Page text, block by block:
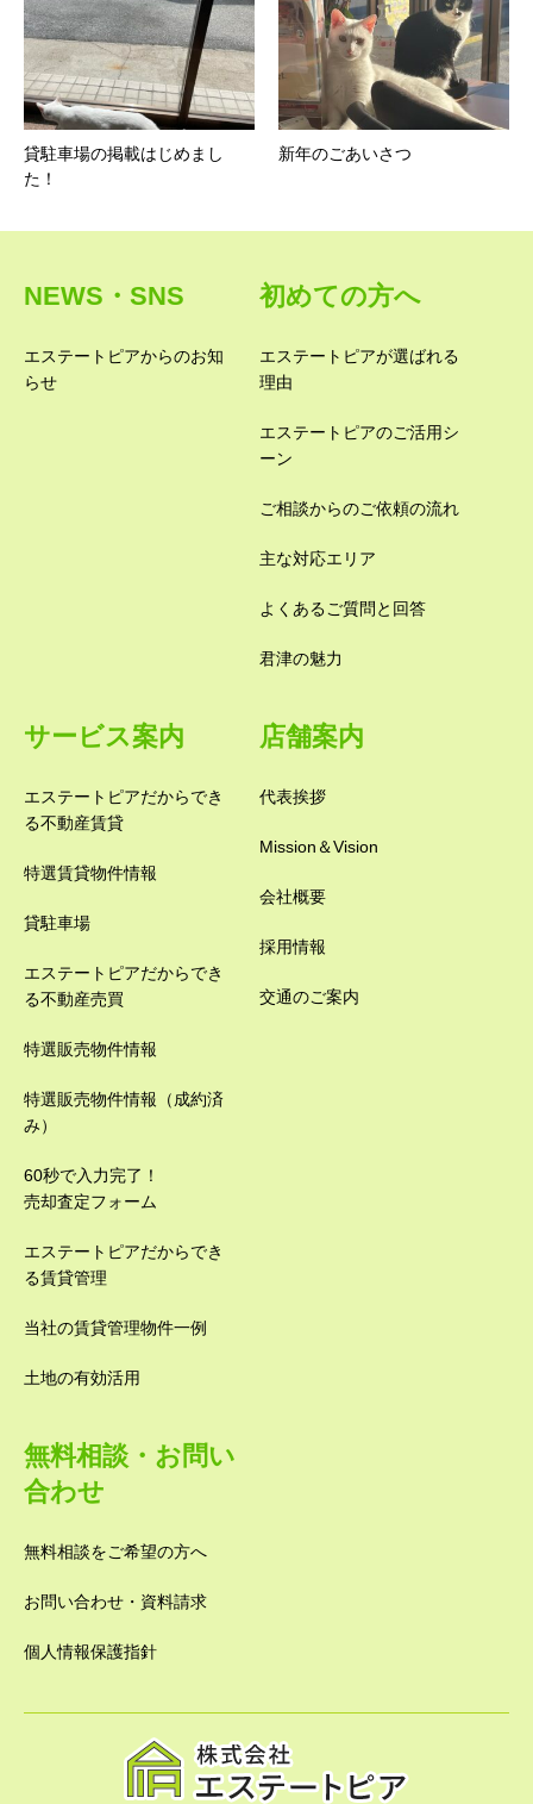
貸駐車場の掲載はじめまし
た！
新年のごあいさつ
NEWS・SNS
エステートピアからのお知
らせ
初めての方へ
エステートピアが選ばれる
理由
エステートピアのご活用シ
ーン
ご相談からのご依頼の流れ
主な対応エリア
よくあるご質問と回答
君津の魅力
サービス案内
エステートピアだからでき
る不動産賃貸
特選賃貸物件情報
貸駐車場
エステートピアだからでき
る不動産売買
特選販売物件情報
特選販売物件情報（成約済
み）
60秒で入力完了！
売却査定フォーム
エステートピアだからでき
る賃貸管理
当社の賃貸管理物件一例
土地の有効活用
店舗案内
代表挨拶
Mission＆Vision
会社概要
採用情報
交通のご案内
無料相談・お問い
合わせ
無料相談をご希望の方へ
お問い合わせ・資料請求
個人情報保護指針